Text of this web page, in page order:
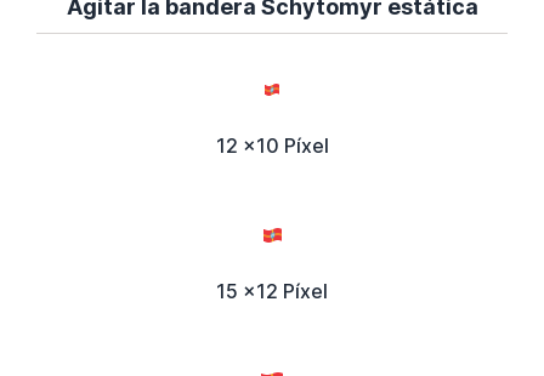
Agitar la bandera Schytomyr estática
12 x10 Píxel
15 x12 Píxel